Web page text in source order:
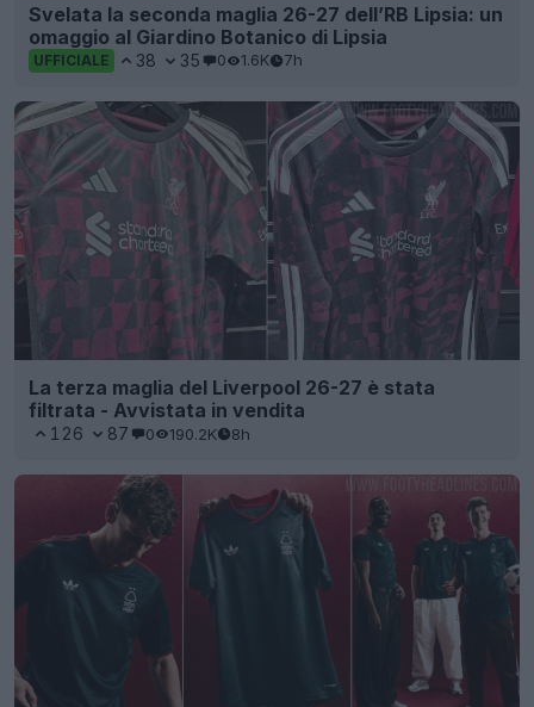
Svelata la seconda maglia 26-27 dell’RB Lipsia: un
omaggio al Giardino Botanico di Lipsia
UFFICIALE 38 35 0 1.6K 7h
La terza maglia del Liverpool 26-27 è stata
filtrata - Avvistata in vendita
126 87 0 190.2K 8h